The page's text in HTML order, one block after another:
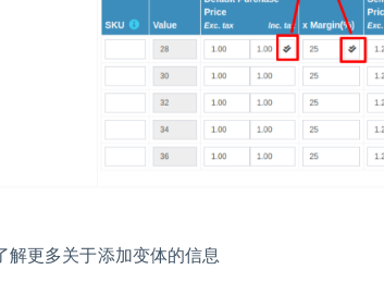
解更多关于添加变体的信息